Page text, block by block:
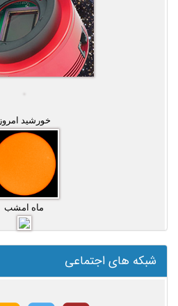
خورشید امروز
ماه امشب
شبکه های اجتماعی